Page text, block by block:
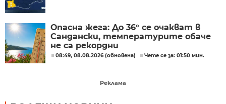
Опасна жега: До 36° се очакват в
Сандански, температурите обаче
не са рекордни
08:49, 08.08.2026 (обновена) Чете се за: 01:50 мин.
Реклама